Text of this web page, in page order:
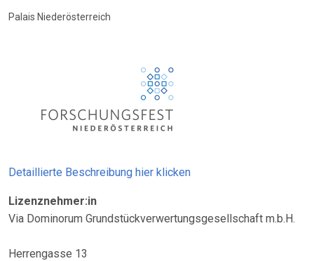
Palais Niederösterreich
Detaillierte Beschreibung hier klicken
Lizenznehmer:in
Via Dominorum Grundstückverwertungsgesellschaft m.b.H.
Herrengasse 13